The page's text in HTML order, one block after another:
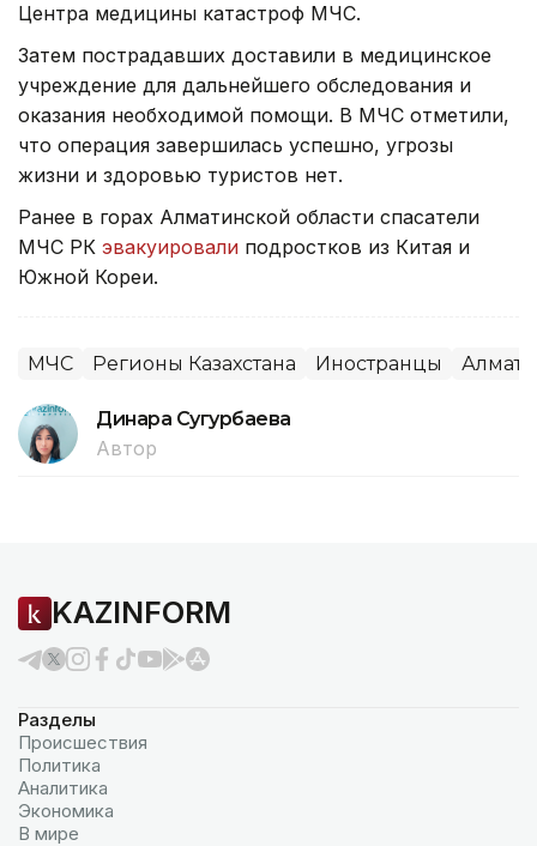
Центра медицины катастроф МЧС.
Затем пострадавших доставили в медицинское
учреждение для дальнейшего обследования и
оказания необходимой помощи. В МЧС отметили,
что операция завершилась успешно, угрозы
жизни и здоровью туристов нет.
Ранее в горах Алматинской области спасатели
МЧС РК эвакуировали подростков из Китая и
Южной Кореи.
МЧС Регионы Казахстана Иностранцы
Динара Сугурбаева
Автор
KAZINFORM
Разделы
Происшествия
Политика
Аналитика
Экономика
В мире